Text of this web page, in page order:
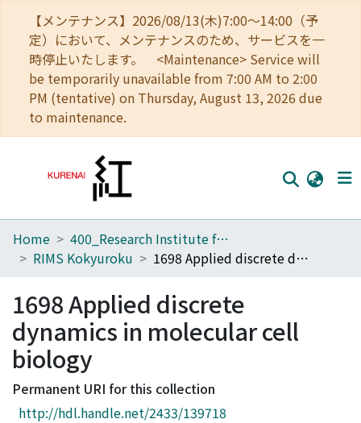
【メンテナンス】2026/08/13(木)7:00～14:00（予
定）において、メンテナンスのため、サービスを一
時停止いたします。 <Maintenance> Service will
be temporarily unavailable from 7:00 AM to 2:00
PM (tentative) on Thursday, August 13, 2026 due
to maintenance.
Home
Browse
Download Ranking
Access Statistics
Library Network
Home
400_Research Institute for Mathematical Sciences
RIMS Kokyuroku
1698 Applied discrete dynamics in molecular cell biology
1698 Applied discrete
dynamics in molecular cell
biology
Permanent URI for this collection
http://hdl.handle.net/2433/139718